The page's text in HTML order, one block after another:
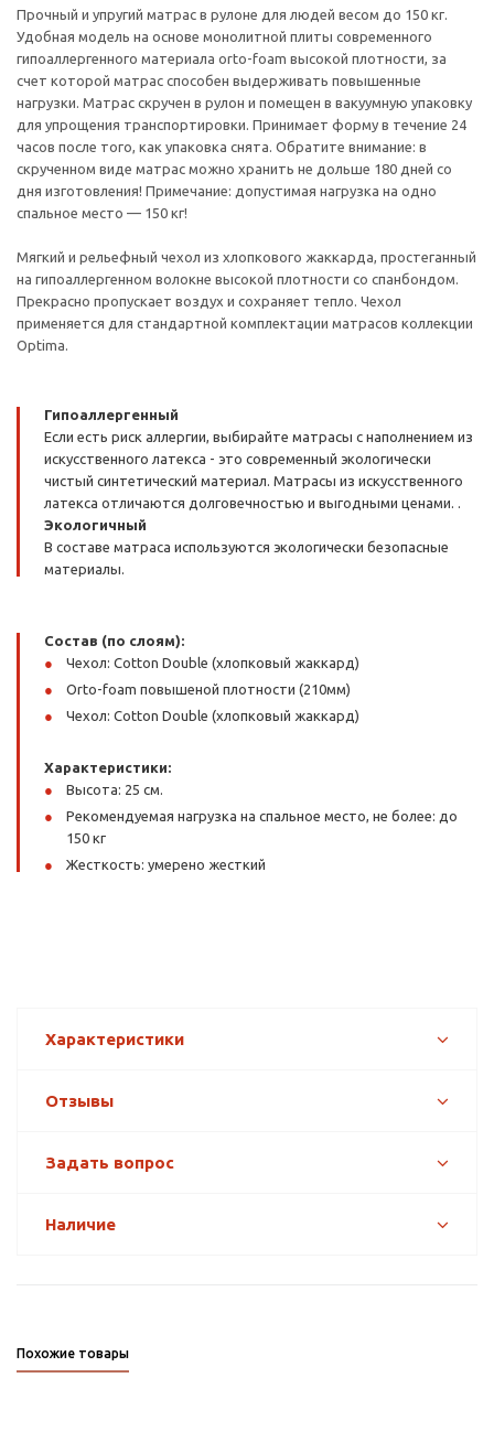
Прочный и упругий матрас в рулоне для людей весом до 150 кг.
Удобная модель на основе монолитной плиты современного
гипоаллергенного материала orto-foam высокой плотности, за
счет которой матрас способен выдерживать повышенные
нагрузки. Матрас скручен в рулон и помещен в вакуумную упаковку
для упрощения транспортировки. Принимает форму в течение 24
часов после того, как упаковка снята. Обратите внимание: в
скрученном виде матрас можно хранить не дольше 180 дней со
дня изготовления! Примечание: допустимая нагрузка на одно
спальное место — 150 кг!
Мягкий и рельефный чехол из хлопкового жаккарда, простеганный
на гипоаллергенном волокне высокой плотности со спанбондом.
Прекрасно пропускает воздух и сохраняет тепло. Чехол
применяется для стандартной комплектации матрасов коллекции
Optima.
Гипоаллергенный
Если есть риск аллергии, выбирайте матрасы с наполнением из
искусственного латекса - это современный экологически
чистый синтетический материал. Матрасы из искусственного
латекса отличаются долговечностью и выгодными ценами. .
Экологичный
В составе матраса используются экологически безопасные
материалы.
Состав (по слоям):
Чехол: Cotton Double (хлопковый жаккард)
Orto-foam повышеной плотности (210мм)
Чехол: Cotton Double (хлопковый жаккард)
Характеристики:
Высота: 25 см.
Рекомендуемая нагрузка на спальное место, не более: до
150 кг
Жесткость: умерено жесткий
Характеристики
Отзывы
Задать вопрос
Наличие
Похожие товары